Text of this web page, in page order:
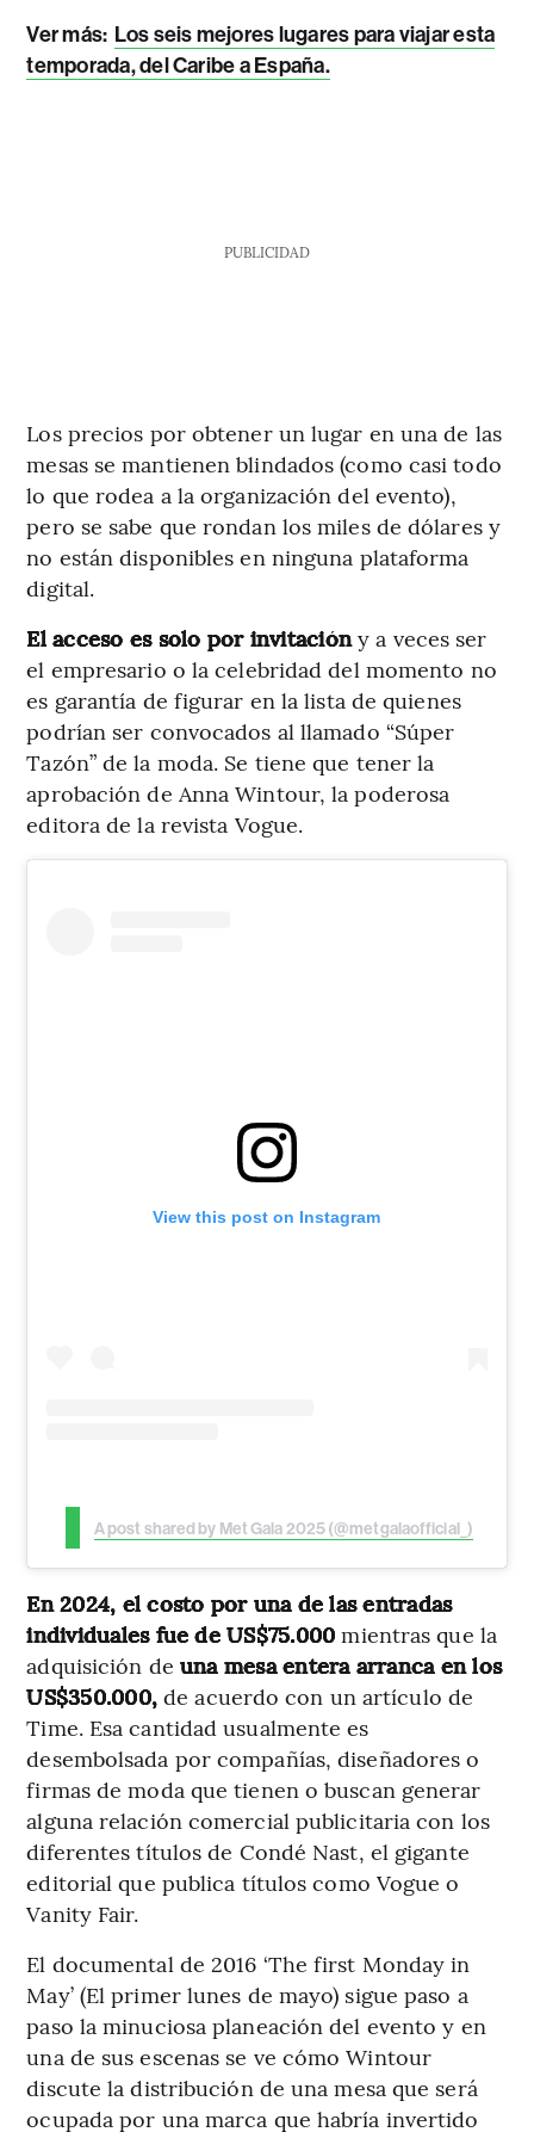
Ver más: Los seis mejores lugares para viajar esta
temporada, del Caribe a España.
PUBLICIDAD
Los precios por obtener un lugar en una de las
mesas se mantienen blindados (como casi todo
lo que rodea a la organización del evento),
pero se sabe que rondan los miles de dólares y
no están disponibles en ninguna plataforma
digital.
El acceso es solo por invitacióny a veces ser
el empresario o la celebridad del momento no
es garantía de figurar en la lista de quienes
podrían ser convocados al llamado “Súper
Tazón” de la moda. Se tiene que tener la
aprobación de Anna Wintour, la poderosa
editora de la revista Vogue.
View this post on Instagram
A post shared by Met Gala 2025 (@metgalaofficial_)
En 2024, el costo por una de las entradas
individuales fue de US$75.000 mientras que la
adquisición de una mesa entera arranca en los
US$350.000, de acuerdo con un artículo de
Time. Esa cantidad usualmente es
desembolsada por compañías, diseñadores o
firmas de moda que tienen o buscan generar
alguna relación comercial publicitaria con los
diferentes títulos de Condé Nast, el gigante
editorial que publica títulos como Vogue o
Vanity Fair.
El documental de 2016 ‘The first Monday in
May’ (El primer lunes de mayo) sigue paso a
paso la minuciosa planeación del evento y en
una de sus escenas se ve cómo Wintour
discute la distribución de una mesa que será
ocupada por una marca que habría invertido